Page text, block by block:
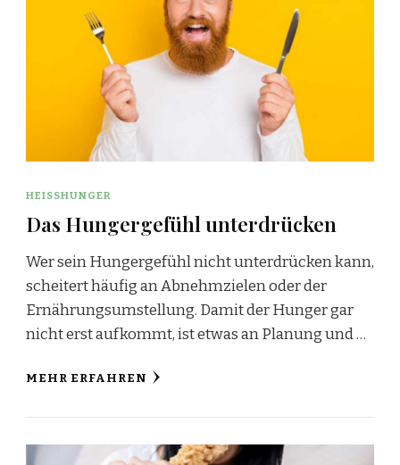
HEISSHUNGER
Das Hungergefühl unterdrücken
Wer sein Hungergefühl nicht unterdrücken kann,
scheitert häufig an Abnehmzielen oder der
Ernährungsumstellung. Damit der Hunger gar
nicht erst aufkommt, ist etwas an Planung und …
MEHR ERFAHREN